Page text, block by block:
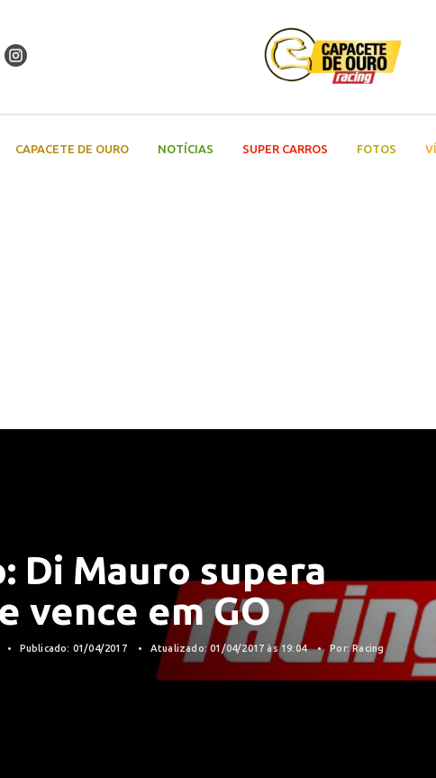
CAPACETE DE OURO NOTÍCIAS SUPER CARROS FOTOS
Di Mauro supera
vence em GO
Publicado: 01/04/2017 Atualizado: 01/04/2017 às 19:04 Por: Racing